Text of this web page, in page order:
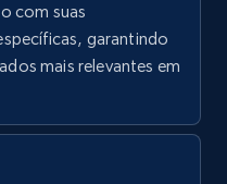
reviews, and
com suas
garantindo
mais relevantes em